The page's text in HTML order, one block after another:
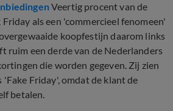
Veertig procent van de
als een 'commercieel fenomeen'
koopfestijn daarom links
ruim een derde van de Nederlanders
die worden gegeven. Zij zien
'Fake Friday', omdat de klant de
betalen.